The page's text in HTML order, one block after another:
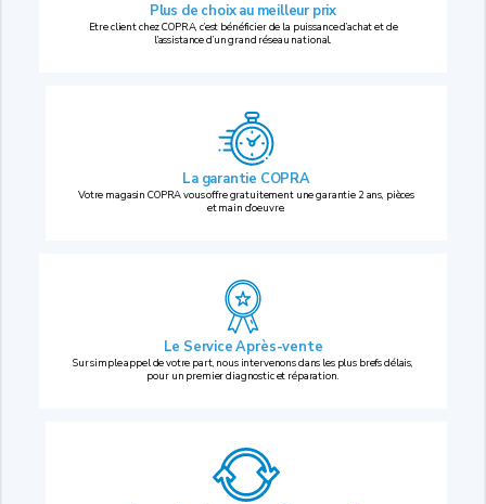
Plus de choix au meilleur prix
Etre client chez COPRA, c’est bénéficier de la puissance d’achat et de
l’assistance d’un grand réseau national.
La garantie COPRA
Votre magasin COPRA vous offre gratuitement une garantie 2 ans, pièces
et main d’oeuvre.
Le Service Après-vente
Sur simple appel de votre part, nous intervenons dans les plus brefs délais,
pour un premier diagnostic et réparation.